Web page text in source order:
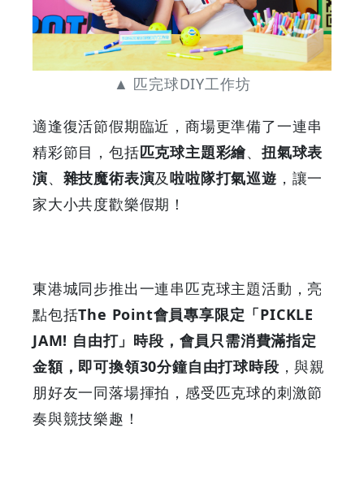
▲ 匹完球DIY工作坊
適逢復活節假期臨近，商場更準備了一連串
精彩節目，包括匹克球主題彩繪、扭氣球表
演、 雜技魔術表演及啦啦隊打氣巡遊 ，讓一
家大小共度歡樂假期！
東港城同步推出一連串匹克球主題活動，亮
點包括The Point會員專享限定「PICKLE
JAM! 自由打」時段，會員只需消費滿指定
金額，即可換領30分鐘自由打球時段 ，與親
朋好友一同落場揮拍，感受匹克球的刺激節
奏與競技樂趣！